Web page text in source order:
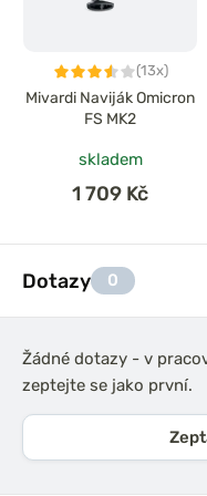
(13x)
Mivardi Naviják Omicron
FS MK2
skladem
1 709 Kč
Dotazy 0
Žádné dotazy - v
zeptejte se jako první.